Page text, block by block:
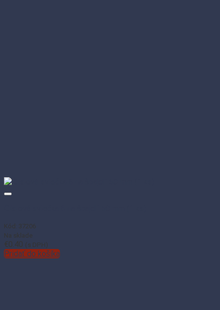
Kód: 37206
Na sklade
€0.40 (s DPH)
Pridať do košíka